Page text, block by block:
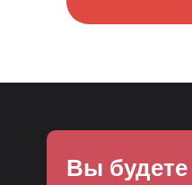
Вы будете